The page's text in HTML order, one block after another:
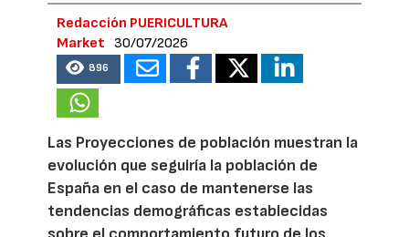
Redacción PUERICULTURA
Market
30/07/2026
896
Las Proyecciones de población muestran la
evolución que seguiría la población de
España en el caso de mantenerse las
tendencias demográficas establecidas